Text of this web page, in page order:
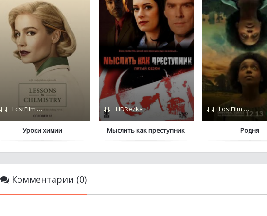
LostFilm / Сериалы 2023 / Дубляж / Apple TV+
Уроки химии
HDRezka
Мыслить как преступник
LostFilm /
Родня
Комментарии (0)